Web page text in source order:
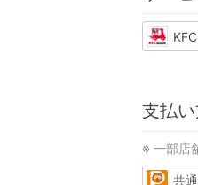
支払
※ 一部店
共